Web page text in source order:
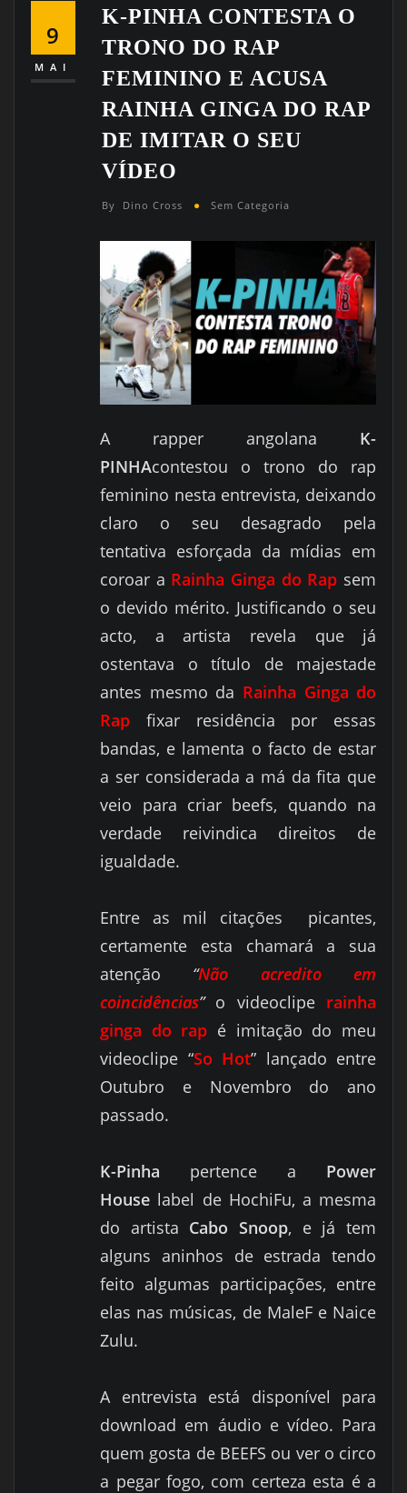
9
MAI
K-PINHA CONTESTA O
TRONO DO RAP
FEMININO E ACUSA
RAINHA GINGA DO RAP
DE IMITAR O SEU
VÍDEO
By Dino Cross Sem Categoria
A rapper angolana K-
PINHAcontestou o trono do rap
feminino nesta entrevista, deixando
claro o seu desagrado pela
tentativa esforçada da mídias em
coroar a Rainha Ginga do Rap sem
o devido mérito. Justificando o seu
acto, a artista revela que já
ostentava o título de majestade
antes mesmo da Rainha Ginga do
Rap fixar residência por essas
bandas, e lamenta o facto de estar
a ser considerada a má da fita que
veio para criar beefs, quando na
verdade reivindica direitos de
igualdade.
Entre as mil citações
picantes,
certamente esta chamará a sua
atenção “Não acredito em
coincidências” o videoclipe rainha
ginga do rap é imitação do meu
videoclipe “So Hot” lançado entre
Outubro e Novembro do ano
passado.
K-Pinha pertence a Power
House label de HochiFu, a mesma
do artista Cabo Snoop, e já tem
alguns aninhos de estrada tendo
feito algumas participações, entre
elas nas músicas, de MaleF e Naice
Zulu.
A entrevista está disponível para
download em áudio e vídeo. Para
quem gosta de BEEFS ou ver o circo
a pegar fogo, com certeza esta é a